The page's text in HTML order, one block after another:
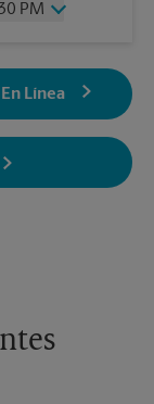
PM
Línea